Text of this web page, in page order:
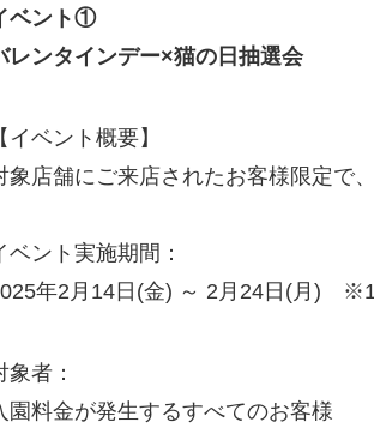
ベント①
レンタインデー×猫の日抽選会
【イベント概要】
象店舗にご来店されたお客様限定で
ベント実施期間：
年2月14日(金) ～ 2月24日(月)
象者：
園料金が発生するすべてのお客様